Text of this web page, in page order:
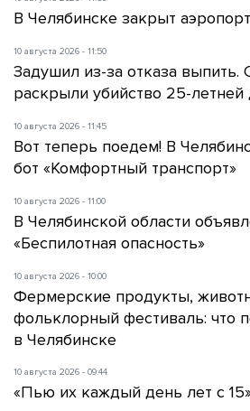
В Челябинске закрыт аэропорт
10 августа 2026 - 11:50
Задушил из-за отказа выпить.
раскрыли убийство 25-летней
10 августа 2026 - 11:45
Вот теперь поедем! В
бот «Комфортный транспорт»
10 августа 2026 - 11:00
В Челябинской области
«Беспилотная опасность»
10 августа 2026 - 10:00
Фермерские продукты,
фольклорный фестиваль: что
в Челябинске
10 августа 2026 - 09:44
«Пью их каждый день лет с